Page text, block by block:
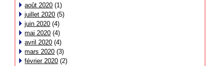
août 2020 (1)
juillet 2020 (5)
juin 2020 (4)
mai 2020 (4)
avril 2020 (4)
mars 2020 (3)
février 2020 (2)